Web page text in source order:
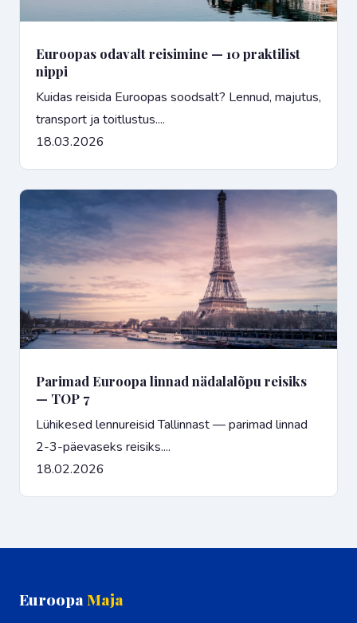
Euroopas odavalt reisimine — 10 praktilist
nippi
Kuidas reisida Euroopas soodsalt? Lennud, majutus,
transport ja toitlustus....
18.03.2026
Parimad Euroopa linnad nädalalõpu reisiks
— TOP 7
Lühikesed lennureisid Tallinnast — parimad linnad
2-3-päevaseks reisiks....
18.02.2026
EuroopaMaja